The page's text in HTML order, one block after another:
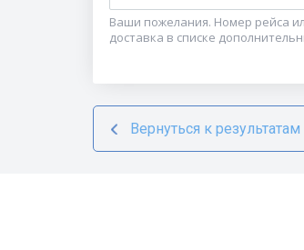
Ваши пожелания. Номер рейса
доставка в списке
Вернуться к